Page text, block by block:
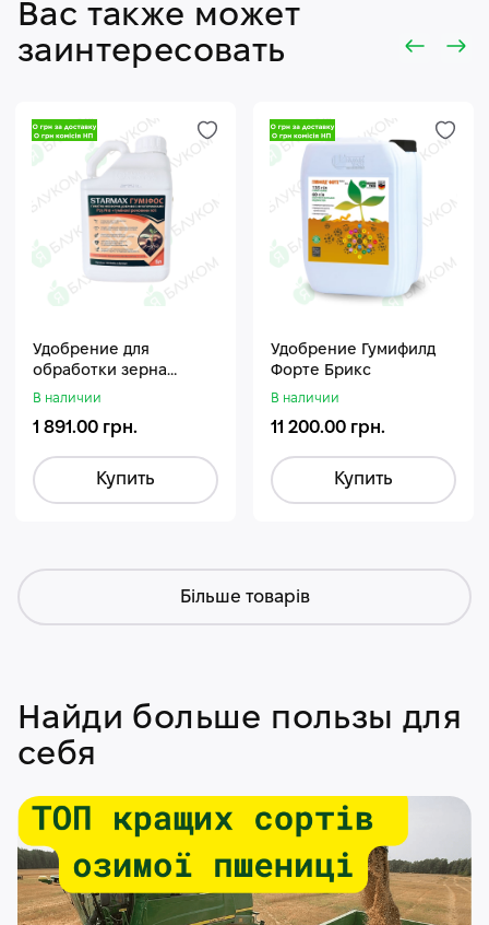
Вас также может
заинтересовать
Удобрение для
обработки зерна
Стармакс Гумифос
В наличии
1 891.00 грн.
Купить
Удобрение Гумифилд
Форте Брикс
В наличии
11 200.00 грн.
Купить
Більше товарів
Найди больше пользы для
себя